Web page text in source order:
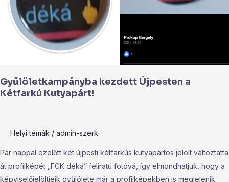
Gyűlöletkampányba kezdett Újpesten a
Kétfarkú Kutyapárt!
Helyi témák / admin-szerk
Pár nappal ezelőtt két újpesti kétfarkús kutyapártos jelölt változtatta
át profilképét „FCK déká” feliratú fotóvá, így elmondhatjuk, hogy a
képviselőjelöltjeik gyűlölete már a profilképekben is megjelenik.